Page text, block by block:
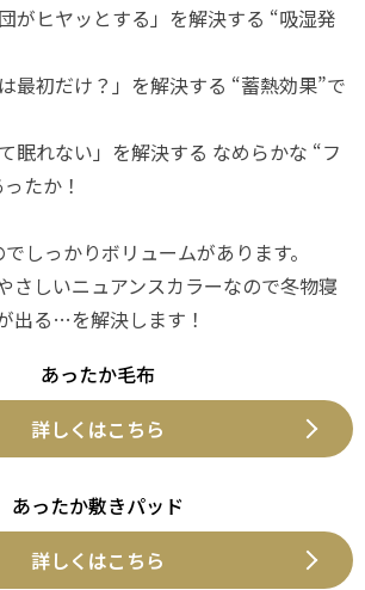
がヒヤッとする」を解決する “吸湿発
最初だけ？」を解決する “蓄熱効果”で
眠れない」を解決する なめらかな “フ
たか！
しっかりボリュームがあります。
さしいニュアンスカラーなので冬物寝
出る…を解決します！
あったか毛布
詳しくはこちら
あったか敷きパッド
詳しくはこちら